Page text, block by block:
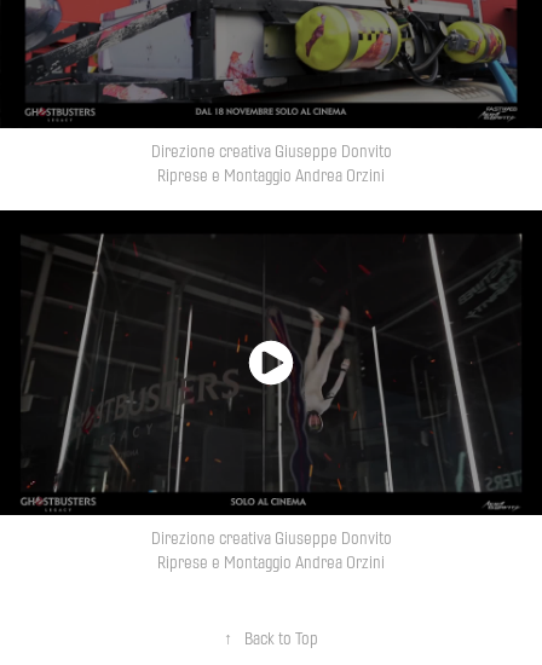
Direzione creativa Giuseppe Donvito
Riprese e Montaggio Andrea Orzini
Direzione creativa Giuseppe Donvito
Riprese e Montaggio Andrea Orzini
↑ Back to Top